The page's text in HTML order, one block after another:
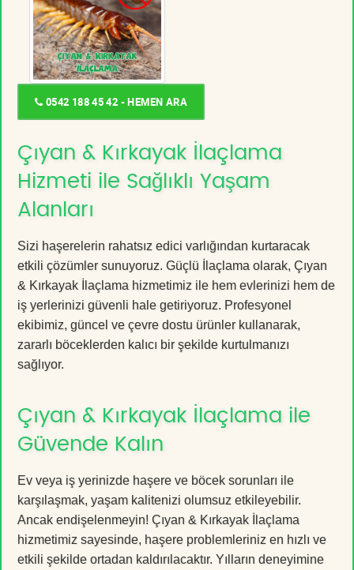
0542 188 45 42 - HEMEN ARA
Çıyan & Kırkayak İlaçlama
Hizmeti ile Sağlıklı Yaşam
Alanları
Sizi haşerelerin rahatsız edici varlığından kurtaracak
etkili çözümler sunuyoruz. Güçlü İlaçlama olarak, Çıyan
& Kırkayak İlaçlama hizmetimiz ile hem evlerinizi hem de
iş yerlerinizi güvenli hale getiriyoruz. Profesyonel
ekibimiz, güncel ve çevre dostu ürünler kullanarak,
zararlı böceklerden kalıcı bir şekilde kurtulmanızı
sağlıyor.
Çıyan & Kırkayak İlaçlama ile
Güvende Kalın
Ev veya iş yerinizde haşere ve böcek sorunları ile
karşılaşmak, yaşam kalitenizi olumsuz etkileyebilir.
Ancak endişelenmeyin! Çıyan & Kırkayak İlaçlama
hizmetimiz sayesinde, haşere problemleriniz en hızlı ve
etkili şekilde ortadan kaldırılacaktır. Yılların deneyimine